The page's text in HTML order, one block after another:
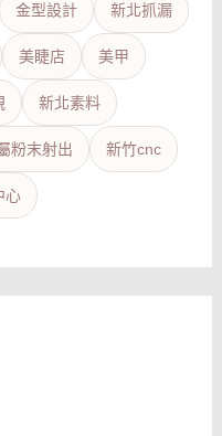
金型設計 新北抓漏
美睫店 美甲
新北素料
粉末射出 新竹cnc
心